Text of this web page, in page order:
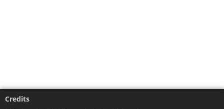
Credits